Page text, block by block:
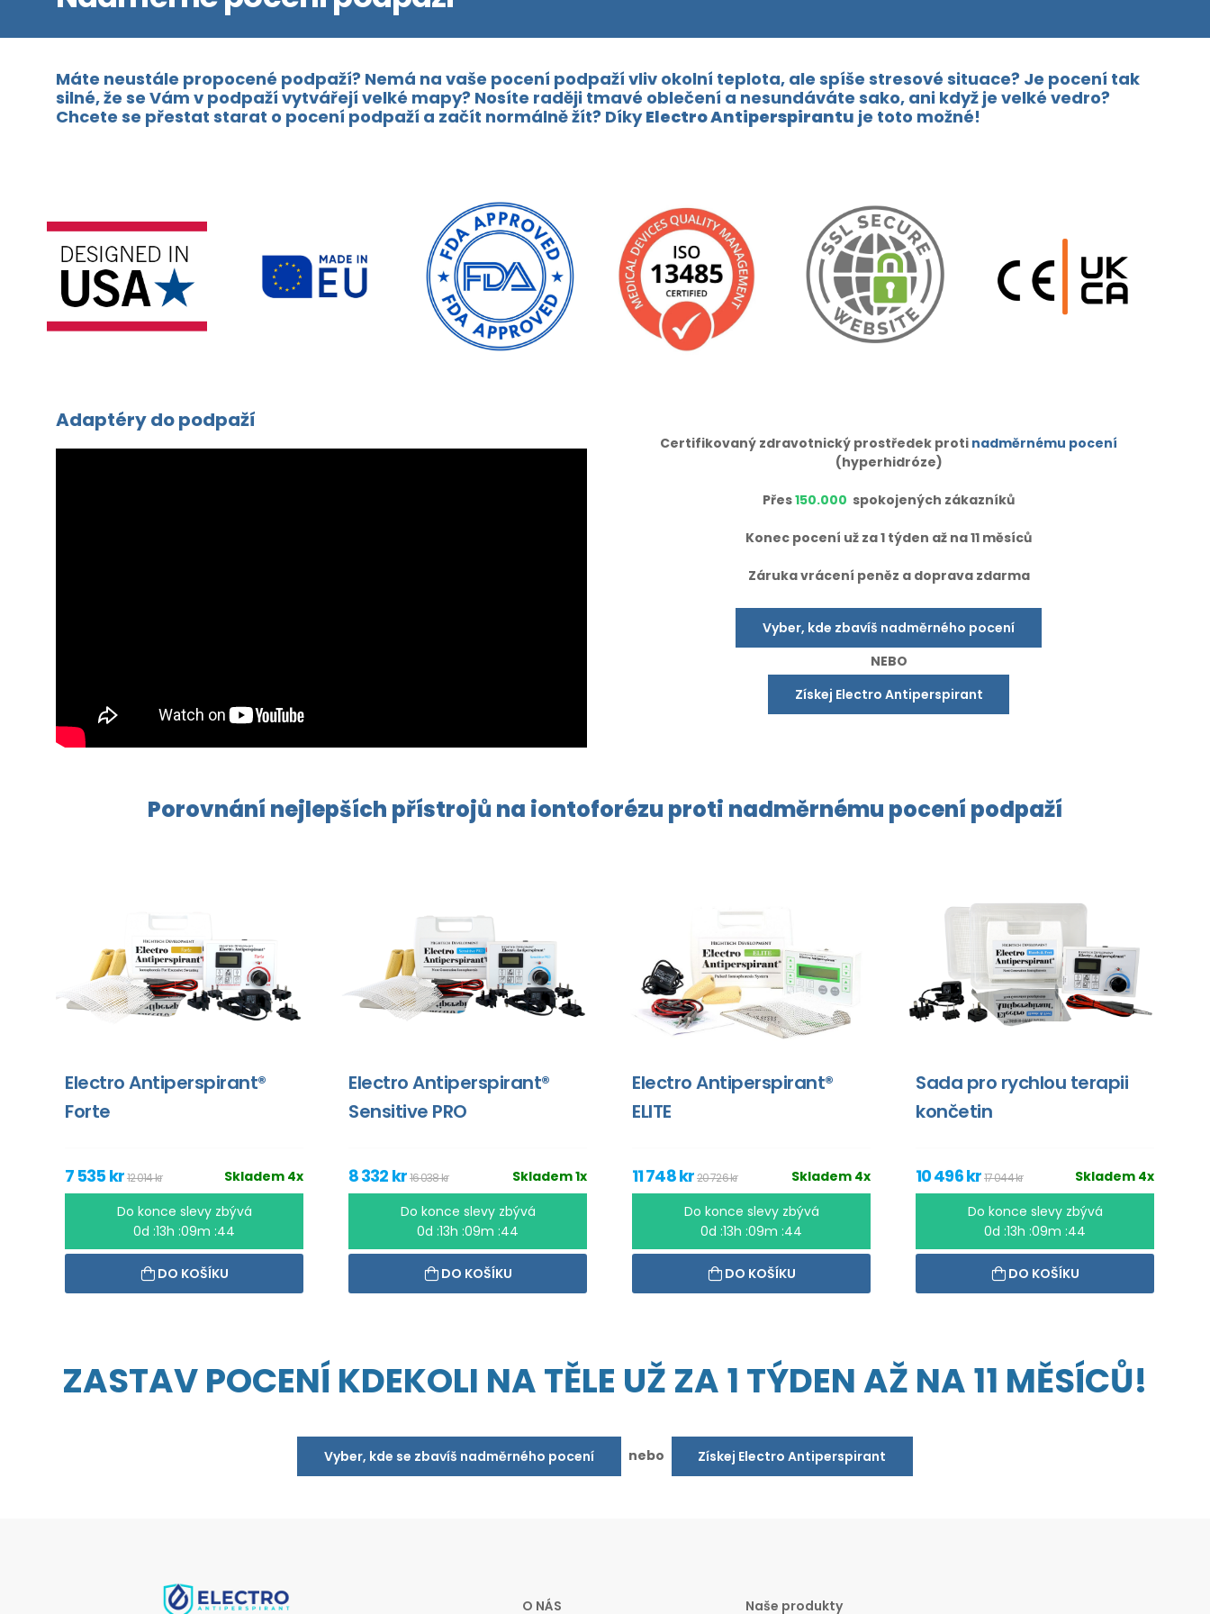
Máte neustále propocené podpaží? Nemá na vaše pocení podpaží vliv okolní teplota, ale spíše stresové situace? Je pocení tak
silné, že se Vám v podpaží vytvářejí velké mapy? Nosíte raději tmavé oblečení a nesundáváte sako, ani když je velké vedro?
Chcete se přestat starat o pocení podpaží a začít normálně žít? DíkyElectro Antiperspirantu je toto možné!
Adaptéry do podpaží
Certifikovaný zdravotnický prostředek proti nadměrnému pocení
(hyperhidróze)
Přes150.000 spokojených zákazníků
Konec pocení už za 1 týden až na 11 měsíců
Záruka vrácení peněz a doprava zdarma
Vyber, kde zbavíš nadměrného pocení
NEBO
Získej Electro Antiperspirant
Porovnání nejlepších přístrojů na iontoforézu proti nadměrnému pocení podpaží
Electro Antiperspirant®
Forte
Skladem 4x
7 535 kr12 014 kr
Do konce slevy zbývá
0d :13h :09m :44
DO KOŠÍKU
Electro Antiperspirant®
Sensitive PRO
Skladem 1x
8 332 kr16 038 kr
Do konce slevy zbývá
0d :13h :09m :44
DO KOŠÍKU
Electro Antiperspirant®
ELITE
Skladem 4x
11 748 kr20 726 kr
Do konce slevy zbývá
0d :13h :09m :44
DO KOŠÍKU
Sada pro rychlou terapii
končetin
Skladem 4x
10 496 kr17 044 kr
Do konce slevy zbývá
0d :13h :09m :44
DO KOŠÍKU
ZASTAV POCENÍ KDEKOLI NA TĚLE UŽ ZA 1 TÝDEN AŽ NA 11 MĚSÍCŮ!
Vyber, kde se zbavíš nadměrného pocení nebo Získej Electro Antiperspirant
O NÁS Naše produkty